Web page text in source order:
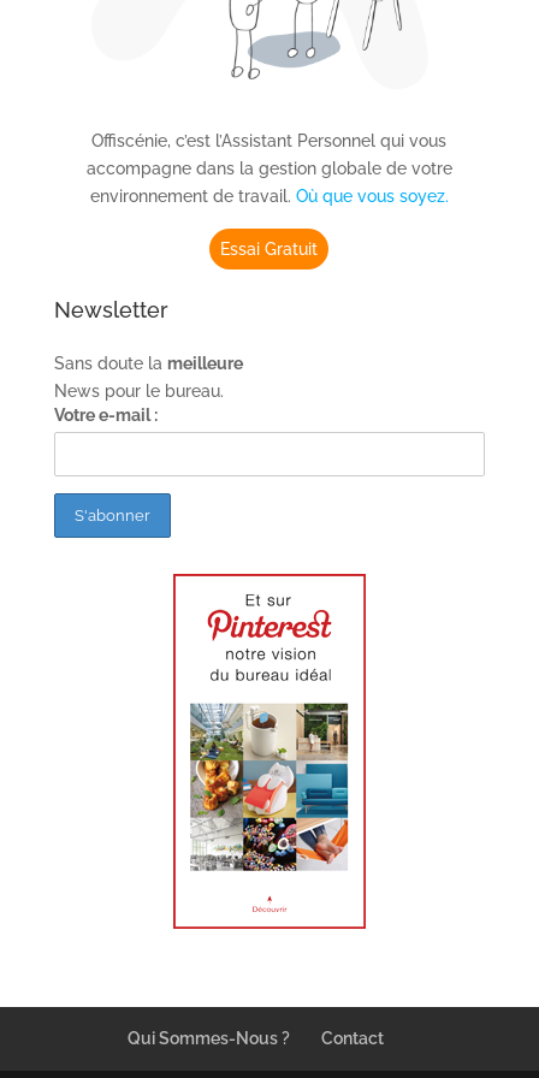
Offiscénie, c’est l’Assistant Personnel qui vous
accompagne dans la gestion globale de votre
environnement de travail. Où que vous soyez.
Essai Gratuit
Newsletter
Sans doute la meilleure
News pour le bureau.
Votre e-mail :
Qui Sommes-Nous ? Contact